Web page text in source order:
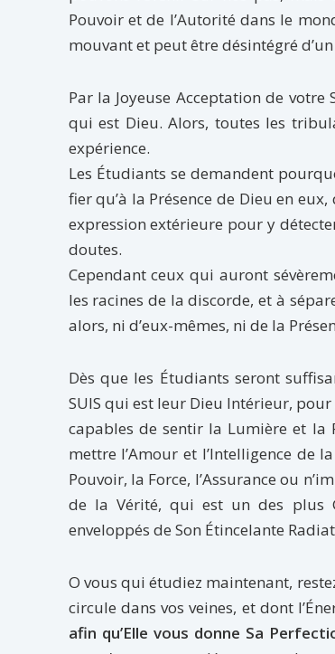
Pouvoir et de l’Autorité dans le
mouvant et peut être désintégré
Par la Joyeuse Acceptation de
qui est Dieu. Alors, toutes les
expérience.
Les Étudiants se demandent
fier qu’à la Présence de Dieu en
expression extérieure pour y
doutes.
Cependant ceux qui auront
les racines de la discorde, et à
alors, ni d’eux-mêmes, ni de la
Dès que les Étudiants seront
SUIS qui est leur Dieu Intérieur,
capables de sentir la Lumière et la
mettre l’Amour et l’Intelligence de
Pouvoir, la Force, l’Assurance ou
de la Vérité, qui est un des plus
enveloppés de Son Étincelante
O vous qui étudiez maintenant,
circule dans vos veines, et dont
afin qu’Elle vous donne Sa